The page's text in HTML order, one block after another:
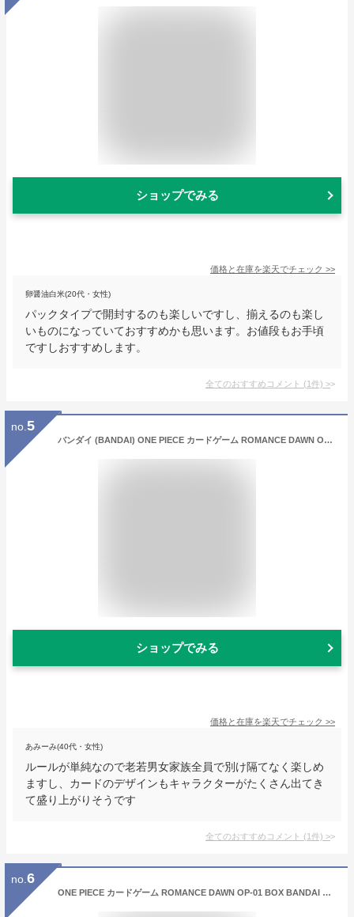
ショップでみる
価格と在庫を楽天でチェック >>
卵醤油白米(20代・女性)
パックタイプで開封するのも楽しいですし、揃えるのも楽し
いものになっていておすすめかも思います。お値段もお手頃
ですしおすすめします。
全てのおすすめコメント (1件) >
no. 5
バンダイ (BANDAI) ONE PIECE カードゲーム ROMANCE DAWN OP-01 (BOX) ワンピース ロマンスドーン
ショップでみる
価格と在庫を楽天でチェック >>
あみーみ(40代・女性)
ルールが単純なので老若男女家族全員で別け隔てなく楽しめ
ますし、カードのデザインもキャラクターがたくさん出てき
て盛り上がりそうです
全てのおすすめコメント (1件) >
no. 6
ONE PIECE カードゲーム ROMANCE DAWN OP-01 BOX BANDAI バンダイ【お一人様2点まで】